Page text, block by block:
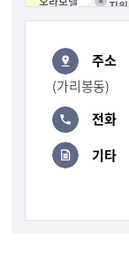
주소
(가리봉동)
전화
기타